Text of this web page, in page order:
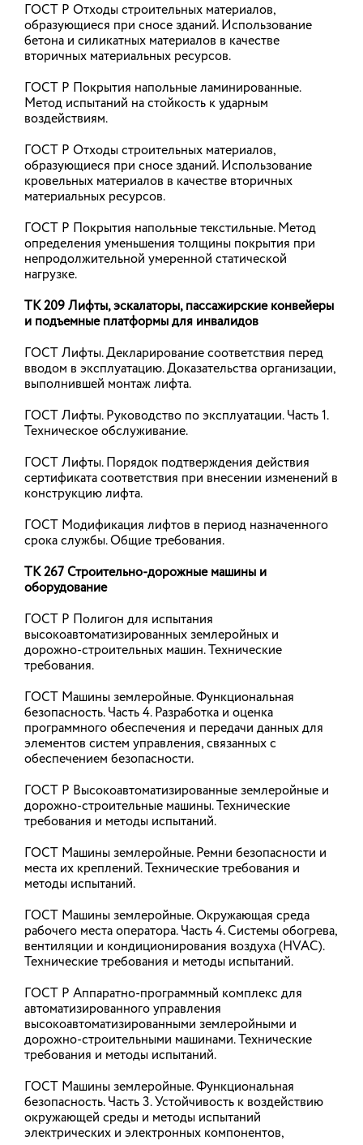
Совет Федерации одобрил ряд
важных изменений в
законодательство в сфере
градостроительства и защиты прав
граждан
На пленарном заседании Совета Федерации
одобрили три федеральных закона. Два закона
направлены на совершенствование механизма
комплексного развития территорий (КРТ). Еще
один закон обеспечивает гарантии жилищных
прав отдельных категорий граждан. В заседании
приняли участие статс-секретарь – заместитель
Министра строительства и ЖКХ РФ Юрий
Муценек и заместитель Министра строительства
и ЖКХ РФ Константин Михайлик.
27.07.2026
СРО в строительной отрасли
изменен
№ 916 вносит изменения в порядок ведения
реестров членов саморегулируемых организаций
повышение информационной открытости
строительного рынка.
Минстрой России обновляет
Правила мониторинга цен
Минстрой России продолжает реформировать
систему ценообразования в строительной
отрасли – разработан проект постановления
правительства России о внесении изменений в
22.07.2026
головного мозга
Период с 20.07.2026 по 26.07.2026 объявлен
Федерации как «Неделя сохранения здоровья
головного мозга(в честь Всемирного дня мозга 22
июля)».
20.07.2026
Минстрой России актуализирует
базовые правила планировки и
застройки территорий
Минстрой России подготовил новую редакцию
СП 42.13330.2026 «Градостроительство.
Планировка и застройка территорий».
приведение нормативной базы в соответствие с
современными социально-экономическими
условиями, требованиями Градостроительного
кодекса Российской Федерации и
необходимостью повышения качества городской
ГОСТ Р Отходы строительных материалов,
образующиеся при сносе зданий. Использование
бетона и силикатных материалов в качестве
вторичных материальных ресурсов.
ГОСТ Р Покрытия напольные ламинированные.
Метод испытаний на стойкость к ударным
воздействиям.
ГОСТ Р Отходы строительных материалов,
образующиеся при сносе зданий. Использование
кровельных материалов в качестве вторичных
материальных ресурсов.
ГОСТ Р Покрытия напольные текстильные. Метод
определения уменьшения толщины покрытия при
непродолжительной умеренной статической
нагрузке.
ТК 209 Лифты, эскалаторы, пассажирские конвейеры
и подъемные платформы для инвалидов
ГОСТ Лифты. Декларирование соответствия перед
вводом в эксплуатацию. Доказательства организации,
выполнившей монтаж лифта.
ГОСТ Лифты. Руководство по эксплуатации. Часть 1.
Техническое обслуживание.
ГОСТ Лифты. Порядок подтверждения действия
сертификата соответствия при внесении изменений в
конструкцию лифта.
ГОСТ Модификация лифтов в период назначенного
срока службы. Общие требования.
ТК 267 Строительно-дорожные машины и
оборудование
ГОСТ Р Полигон для испытания
высокоавтоматизированных землеройных и
дорожно-строительных машин. Технические
требования.
ГОСТ Машины землеройные. Функциональная
безопасность. Часть 4. Разработка и оценка
программного обеспечения и передачи данных для
элементов систем управления, связанных с
обеспечением безопасности.
ГОСТ Р Высокоавтоматизированные землеройные и
дорожно-строительные машины. Технические
требования и методы испытаний.
ГОСТ Машины землеройные. Ремни безопасности и
места их креплений. Технические требования и
методы испытаний.
ГОСТ Машины землеройные. Окружающая среда
рабочего места оператора. Часть 4. Системы обогрева,
вентиляции и кондиционирования воздуха (HVAC).
Технические требования и методы испытаний.
ГОСТ Р Аппаратно-программный комплекс для
автоматизированного управления
высокоавтоматизированными землеройными и
дорожно-строительными машинами. Технические
требования и методы испытаний.
ГОСТ Машины землеройные. Функциональная
безопасность. Часть 3. Устойчивость к воздействию
окружающей среды и методы испытаний
электрических и электронных компонентов,